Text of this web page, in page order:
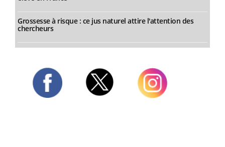
Grossesse à risque : ce jus naturel attire l'attention des
chercheurs